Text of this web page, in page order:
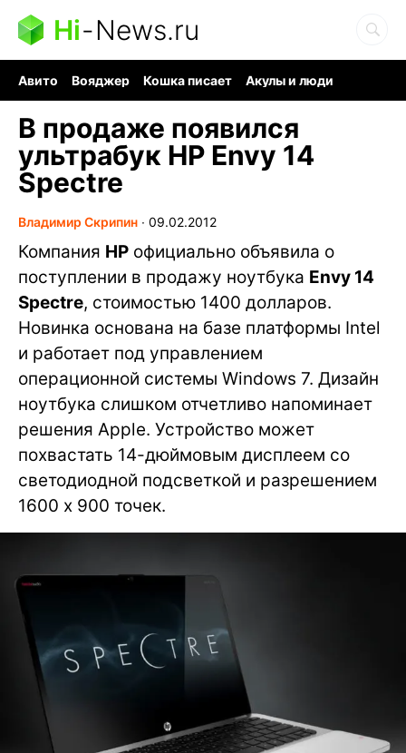
Hi-News.ru
Авито Вояджер Кошка писает
Акулы и люди
В продаже появился
ультрабук HP Envy 14
Spectre
Владимир Скрипин ∙ 09.02.2012
Компания HP официально объявила о
поступлении в продажу ноутбука Envy 14
Spectre, стоимостью 1400 долларов.
Новинка основана на базе платформы Intel
и работает под управлением
операционной системы Windows 7. Дизайн
ноутбука слишком отчетливо напоминает
решения Apple. Устройство может
похвастать 14-дюймовым дисплеем со
светодиодной подсветкой и разрешением
1600 х 900 точек.